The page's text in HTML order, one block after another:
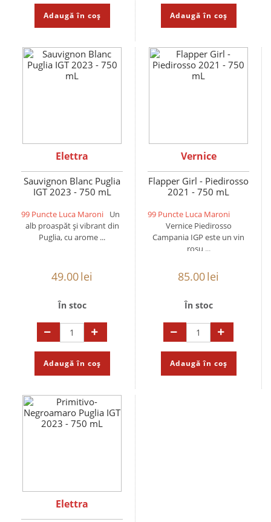
Adaugă în coș Adaugă în coș
Elettra
Sauvignon Blanc Puglia
IGT 2023 - 750 mL
99 Puncte Luca Maroni
Un
alb proaspăt și vibrant din
Puglia, cu arome ...
49.00lei
În stoc
Adaugă în coș
Vernice
Flapper Girl - Piedirosso
2021 - 750 mL
99 Puncte Luca Maroni
Vernice Piedirosso
Campania IGP este un vin
roșu ...
85.00lei
În stoc
Adaugă în coș
Elettra